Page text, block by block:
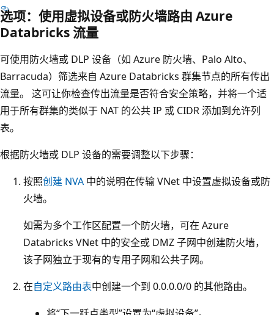
选项：使用虚拟设备或防火墙路由 Azure
Databricks 流量
可使用防火墙或 DLP 设备（如 Azure 防火墙、Palo Alto、
Barracuda）筛选来自 Azure Databricks 群集节点的所有传出
流量。 这可让你检查传出流量是否符合安全策略，并将一个适
用于所有群集的类似于 NAT 的公共 IP 或 CIDR 添加到允许列
表。
根据防火墙或 DLP 设备的需要调整以下步骤：
按照创建 NVA 中的说明在传输 VNet 中设置虚拟设备或防
火墙。
如需为多个工作区配置一个防火墙，可在 Azure
Databricks VNet 中的安全或 DMZ 子网中创建防火墙，
该子网独立于现有的专用子网和公共子网。
在自定义路由表中创建一个到 0.0.0.0/0 的其他路由。